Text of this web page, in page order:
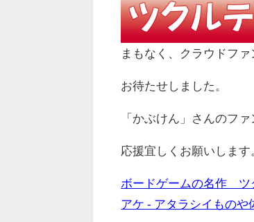
まもなく、クラウドフ
お待たせしました。
「かぶけん」さんのフ
応援宜しくお願いします
ボードゲームの名作 ツ
アケ - アタラシイものや